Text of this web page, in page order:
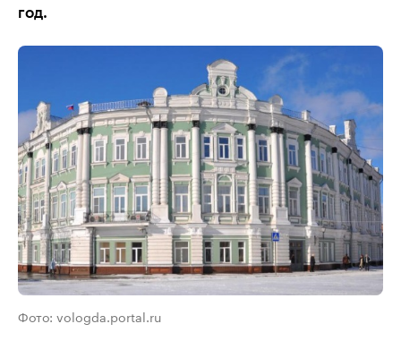
год.
Фото: vologda.portal.ru